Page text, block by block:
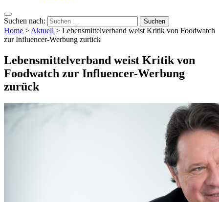
Suchen nach:
Home >Aktuell > Lebensmittelverband weist Kritik von Foodwatch
zur Influencer-Werbung zurück
Lebensmittelverband weist Kritik von
Foodwatch zur Influencer-Werbung
zurück